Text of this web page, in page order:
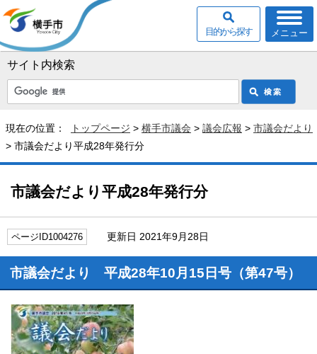
サイト内検索
メニュー
目的から探す
現在の位置： トップページ > 横手市議会 > 議会広報 > 市議会だより
> 市議会だより平成28年発行分
市議会だより平成28年発行分
ページID1004276 更新日 2021年9月28日
市議会だより 平成28年10月15日号（第47号）